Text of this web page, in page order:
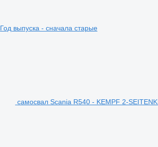
Год выпуска - сначала старые
самосвал Scania R540 - KEMPF 2-